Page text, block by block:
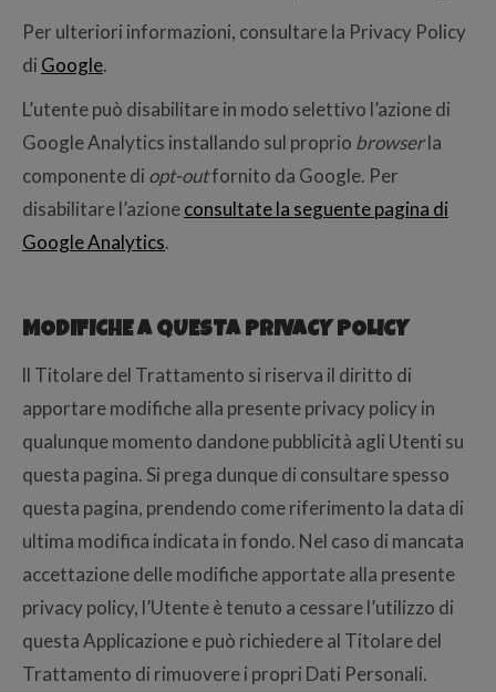
Per ulteriori informazioni, consultare la Privacy Policy
di Google.
L’utente può disabilitare in modo selettivo l’azione di
Google Analytics installando sul proprio browserla
componente di opt-outfornito da Google. Per
disabilitare l’azioneconsultate la seguente pagina di
Google Analytics.
MODIFICHE A QUESTA PRIVACY POLICY
ll Titolare del Trattamento si riserva il diritto di
apportare modifiche alla presente privacy policy in
qualunque momento dandone pubblicità agli Utenti su
questa pagina. Si prega dunque di consultare spesso
questa pagina, prendendo come riferimento la data di
ultima modifica indicata in fondo. Nel caso di mancata
accettazione delle modifiche apportate alla presente
privacy policy, l’Utente è tenuto a cessare l’utilizzo di
questa Applicazione e può richiedere al Titolare del
Trattamento di rimuovere i propri Dati Personali.